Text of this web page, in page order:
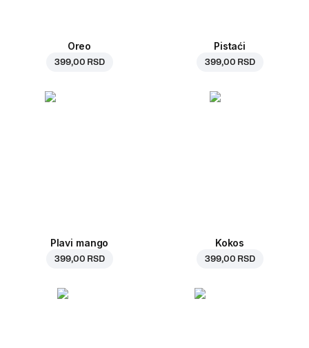
Oreo
399,00 RSD
Pistaći
399,00 RSD
Plavi mango
399,00 RSD
Kokos
399,00 RSD